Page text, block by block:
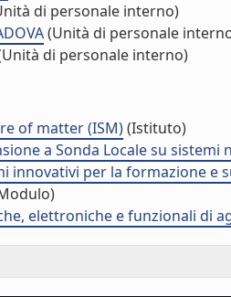
di personale interno)
(Unità di personale
di personale interno)
of matter (ISM)(Istituto)
a Sonda Locale su
innovativi per la formazione
elettroniche e funzionali di